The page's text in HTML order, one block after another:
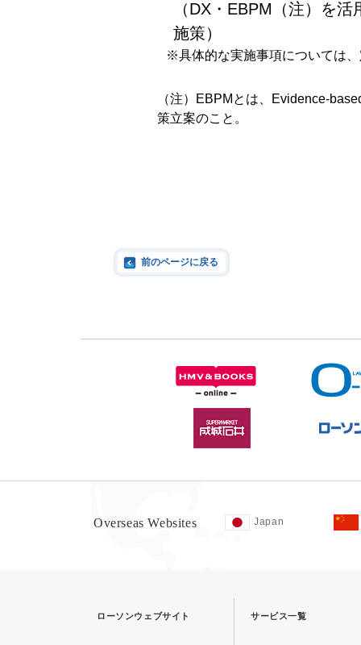
（DX・EBPM（注）を
施策）
※具体的な実施事項については
（注）EBPMとは、Evidence-
策立案のこと。
前のページに戻る
Overseas Websites Japan
ローソンウェブサイト サービス一覧